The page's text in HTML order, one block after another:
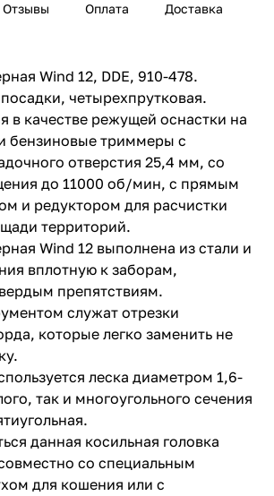
Отзывы Оплата Доставка
Wind 12, DDE, 910-478.
четырехпрутковая.
в качестве режущей оснастки на
бензиновые триммеры с
отверстия 25,4 мм, со
до 11000 об/мин, с прямым
и редуктором для расчистки
территорий.
Wind 12 выполнена из стали и
вплотную к заборам,
препятствиям.
служат отрезки
которые легко заменить не
леска диаметром 1,6-
так и многоугольного сечения
данная косильная головка
со специальным
для кошения или с
раз в 2
раз в 2 недели